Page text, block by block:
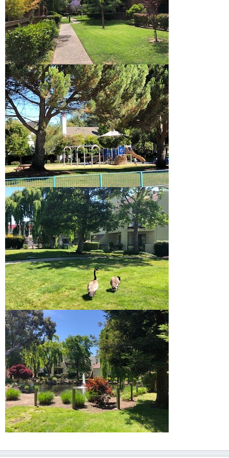
移
動
し
ま
す
。
本
文
に
移
動
し
ま
す
。
フ
ッ
タ
情
に
移
動
し
す
。